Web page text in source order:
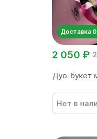
Доставка
2 050 ₽
Дуо-букет
Нет в